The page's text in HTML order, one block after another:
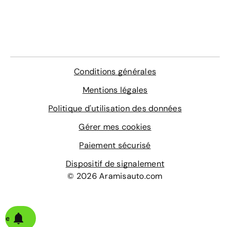
Conditions générales
Mentions légales
Politique d'utilisation des données
Gérer mes cookies
Paiement sécurisé
Dispositif de signalement
© 2026 Aramisauto.com